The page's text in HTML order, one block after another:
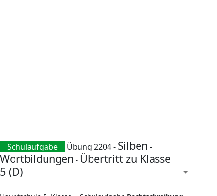
Schulaufgabe Übung 2204 - Silben -
Wortbildungen - Übertritt zu Klasse
5 (D)